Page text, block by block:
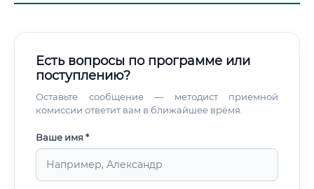
Есть вопросы по программе или
поступлению?
Оставьте сообщение — методист приемной
комиссии ответит вам в ближайшее время.
Ваше имя *